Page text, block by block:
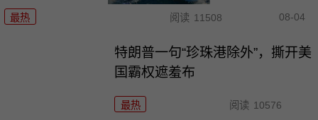
最热 阅读 11508 08-04
特朗普一句“珍珠港除外”，撕开美
国霸权遮羞布
最热 阅读 10576